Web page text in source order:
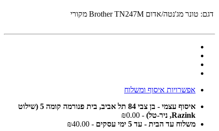
דגם: טונר מג'נטה/אדום‏ Brother TN247M מקורי
אפשרויות איסוף ומשלוח
איסוף עצמי - בן צבי 84 תל אביב, בית פנורמה קומה 5 (שילוט
Razink, ניר-טל)
- ₪0.00
משלוח עד הבית - עד 5 ימי עסקים
- ₪40.00